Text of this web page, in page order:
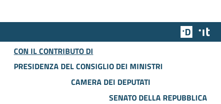
Team
CON IL CONTRIBUTO DI
PRESIDENZA DEL CONSIGLIO DEI MINISTRI
CAMERA DEI DEPUTATI
SENATO DELLA REPUBBLICA